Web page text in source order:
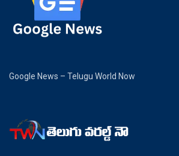
Google News – Telugu World Now